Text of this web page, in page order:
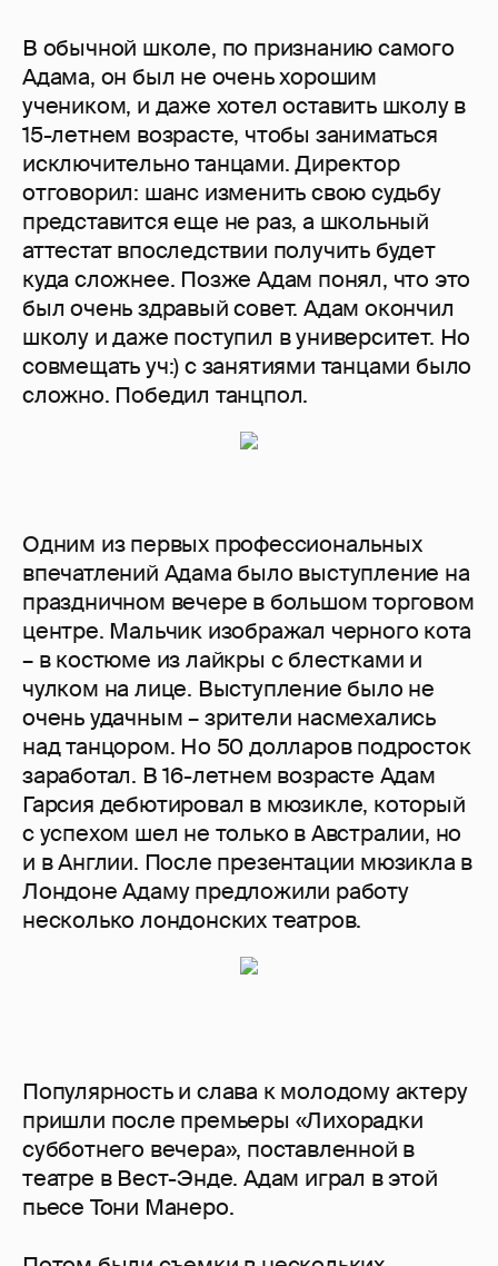
В обычной школе, по признанию самого
Адама, он был не очень хорошим
учеником, и даже хотел оставить школу в
15-летнем возрасте, чтобы заниматься
исключительно танцами. Директор
отговорил: шанс изменить свою судьбу
представится еще не раз, а школьный
аттестат впоследствии получить будет
куда сложнее. Позже Адам понял, что это
был очень здравый совет. Адам окончил
школу и даже поступил в университет. Но
совмещать уч:) с занятиями танцами было
сложно. Победил танцпол.
Одним из первых профессиональных
впечатлений Адама было выступление на
праздничном вечере в большом торговом
центре. Мальчик изображал черного кота
– в костюме из лайкры с блестками и
чулком на лице. Выступление было не
очень удачным – зрители насмехались
над танцором. Но 50 долларов подросток
заработал. В 16-летнем возрасте Адам
Гарсия дебютировал в мюзикле, который
с успехом шел не только в Австралии, но
и в Англии. После презентации мюзикла в
Лондоне Адаму предложили работу
несколько лондонских театров.
Популярность и слава к молодому актеру
пришли после премьеры «Лихорадки
субботнего вечера», поставленной в
театре в Вест-Энде. Адам играл в этой
пьесе Тони Манеро.